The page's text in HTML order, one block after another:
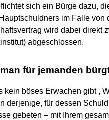
sich ein Bürge dazu,
im Falle
wird dabei direkt
abgeschlossen.
für jemanden
kein böses Erwachen gibt ,
derjenige, für dessen
gebeten – mit Ihrem